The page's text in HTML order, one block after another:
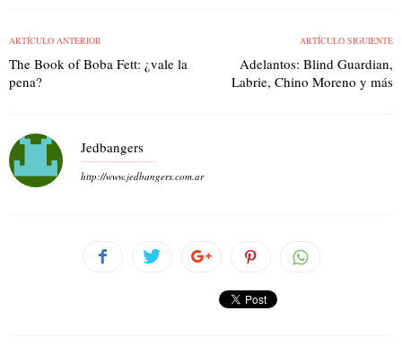
ARTÍCULO ANTERIOR
The Book of Boba Fett: ¿vale la
pena?
ARTÍCULO SIGUIENTE
Adelantos: Blind Guardian,
Labrie, Chino Moreno y más
Jedbangers
http://www.jedbangers.com.ar